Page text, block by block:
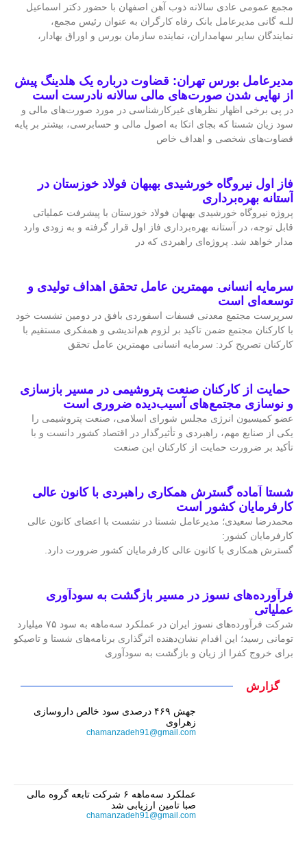
مجمع عمومی عادی سالانه ذوب آهن اصفهان با حضور دکتر اسماعیل
للـه گانی مدیرعامل بانک رفاه کارگران به عنوان رئیس مجمع،
نمایندگان سایر سهامداران، نماینده سازمان بورس و اوراق بهادار،
مدیرعامل بورس تهران: قضاوت درباره یک هلدینگ پیش
از نهایی شدن صورت‌های مالی سالانه نادرست است
در پی برخی اظهار نظرهای غیرکارشناسی در مورد صورت‌های مالی و
سود زیان شستا که بجای اتکا به اصول مالی و حسابرسی، بیشتر بر پایه
قضاوت‌‌های شخصی و اهداف خاص
فاز اول نیروگاه خورشیدی بهبهان فولاد خوزستان در
آستانه بهره‌برداری
پروژه نیروگاه خورشیدی بهبهان فولاد خوزستان با پیشرفت عملیاتی
قابل‌ توجه، در آستانه بهره‌برداری فاز اول قرار گرفته و به‌ زودی وارد
مدار خواهد شد. پروژه‌ای راهبردی که در
سرمایه انسانی مهمترین عامل تحقق اهداف تولیدی و
توسعه‌ای است
سرپرست مجتمع معدنی فسفات اسفوردی بافق در دومین نشست خود
با کارکنان مجتمع ضمن تاکید بر لزوم هم‌اندیشی و همفکری مستقیم با
کارکنان تصریح کرد: سرمایه انسانی مهمترین عامل تحقق
حمایت از کارکنان صنعت پتروشیمی در مسیر بازسازی
و نوسازی مجتمع‌های آسیب‌دیده ضروری است
عضو کمیسیون انرژی مجلس شورای اسلامی، صنعت پتروشیمی را
یکی از صنایع مهم، راهبردی و تأثیرگذار در اقتصاد کشور دانست و با
تأکید بر ضرورت حمایت از کارکنان این صنعت
شستا آماده گسترش همکاری راهبردی با کانون عالی
کارفرمایان کشور است
محمدرضا سعیدی؛ مدیرعامل شستا در نشست با اعضای کانون عالی
کارفرمایان کشور:
گسترش همکاری با کانون عالی کارفرمایان کشور ضرورت دارد.
فرآورده‌های نسوز در مسیر بازگشت به سودآوری
عملیاتی
شرکت فرآورده‌های نسوز ایران در عملکرد سه‌ماهه به سود ۷۵ میلیارد
تومانی رسید؛ این اقدام نشان‌دهنده اثرگذاری برنامه‌های شستا و تاصیکو
برای خروج کفرا از زیان و بازگشت به سودآوری
گزارش
جهش ۴۶۹ درصدی سود خالص داروسازی
زهراوی
chamanzadeh91@gmail.com
عملکرد سه‌ماهه ۶ شرکت‌ تابعه گروه مالی
صبا تامین ارزیابی شد
chamanzadeh91@gmail.com